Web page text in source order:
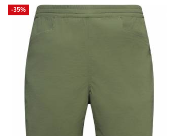
-35%